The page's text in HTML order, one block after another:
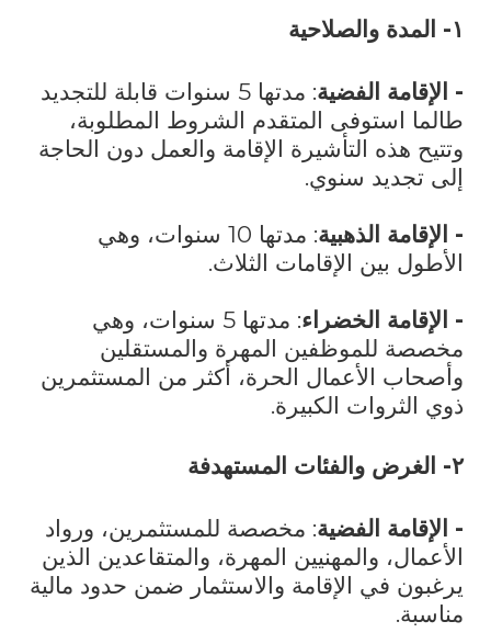
١- المدة والصلاحية
- الإقامة الفضية
: مدتها 5 سنوات قابلة للتجديد
طالما استوفى المتقدم الشروط المطلوبة،
وتتيح هذه التأشيرة الإقامة والعمل دون الحاجة
إلى تجديد سنوي.
- الإقامة الذهبية
: مدتها 10 سنوات، وهي
الأطول بين الإقامات الثلاث.
- الإقامة الخضراء
: مدتها 5 سنوات، وهي
مخصصة للموظفين المهرة والمستقلين
وأصحاب الأعمال الحرة، أكثر من المستثمرين
ذوي الثروات الكبيرة.
٢- الغرض والفئات المستهدفة
- الإقامة الفضية: مخصصة للمستثمرين، ورواد
الأعمال، والمهنيين المهرة، والمتقاعدين الذين
يرغبون في الإقامة والاستثمار ضمن حدود مالية
مناسبة.